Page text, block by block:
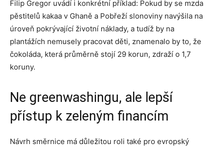
Filip Gregor uvádí i konkrétní příklad: Pokud by se mzda
pěstitelů kakaa v Ghaně a Pobřeží slonoviny navýšila na
úroveň pokrývající životní náklady, a tudíž by na
plantážích nemusely pracovat děti, znamenalo by to, že
čokoláda, která průměrně stojí 29 korun, zdraží o 1,7
koruny.
Ne greenwashingu, ale lepší
přístup k zeleným financím
Návrh směrnice má důležitou roli také pro evropský